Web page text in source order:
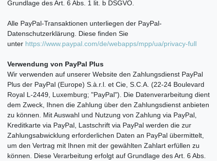
Grundlage des Art. 6 Abs. 1 lit. b DSGVO.
Alle PayPal-Transaktionen unterliegen der PayPal-
Datenschutzerklärung. Diese finden Sie
unter https://www.paypal.com/de/webapps/mpp/ua/privacy-full
Verwendung von PayPal Plus
Wir verwenden auf unserer Website den Zahlungsdienst PayPal
Plus der PayPal (Europe) S.à.r.l. et Cie, S.C.A. (22-24 Boulevard
Royal L-2449, Luxemburg; "PayPal"). Die Datenverarbeitung dient
dem Zweck, Ihnen die Zahlung über den Zahlungsdienst anbieten
zu können. Mit Auswahl und Nutzung von Zahlung via PayPal,
Kreditkarte via PayPal, Lastschrift via PayPal werden die zur
Zahlungsabwicklung erforderlichen Daten an PayPal übermittelt,
um den Vertrag mit Ihnen mit der gewählten Zahlart erfüllen zu
können. Diese Verarbeitung erfolgt auf Grundlage des Art. 6 Abs.